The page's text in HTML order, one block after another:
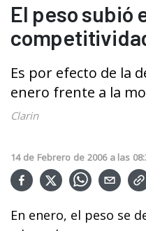
El peso subió
Es por efecto de la
enero frente a la
Clarin
14 de Febrero de 2006 a las
En enero, el peso se